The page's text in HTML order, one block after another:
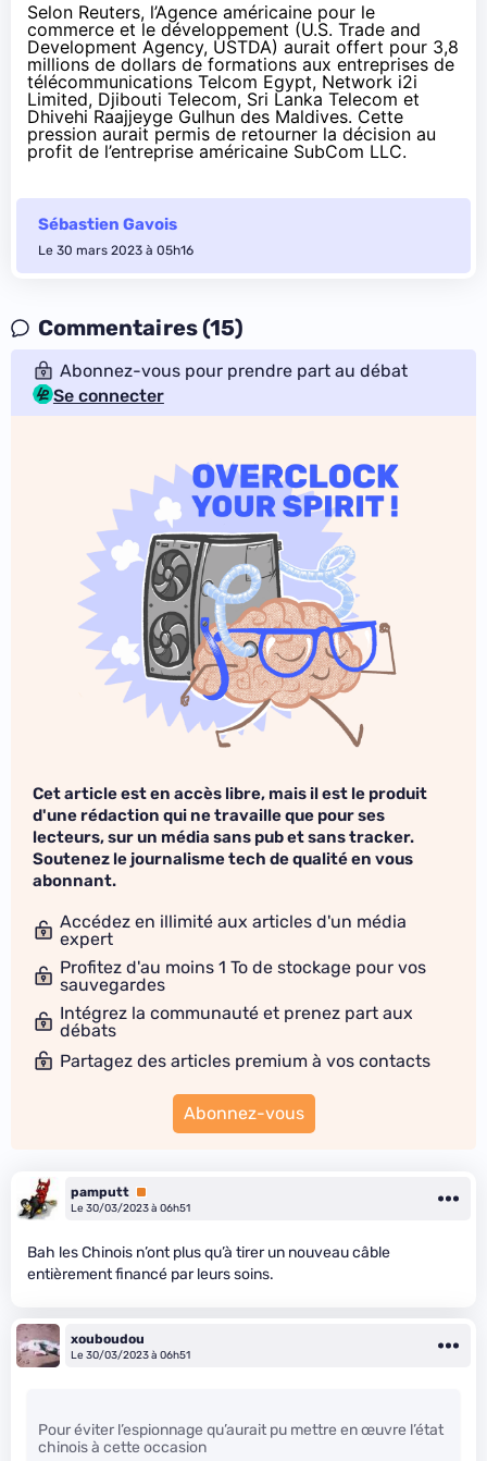
Selon Reuters, l’Agence américaine pour le
commerce et le développement (U.S. Trade and
Development Agency, USTDA) aurait offert pour 3,8
millions de dollars de formations aux entreprises de
télécommunications Telcom Egypt, Network i2i
Limited, Djibouti Telecom, Sri Lanka Telecom et
Dhivehi Raajjeyge Gulhun des Maldives. Cette
pression aurait permis de retourner la décision au
profit de l’entreprise américaine SubCom LLC.
Sébastien Gavois
Le 30 mars 2023 à 05h16
Commentaires (15)
Abonnez-vous pour prendre part au débat
Se connecter
Cet article est en accès libre, mais il est le produit
d'une rédaction qui ne travaille que pour ses
lecteurs, sur un média sans pub et sans tracker.
Soutenez le journalisme tech de qualité en vous
abonnant.
Accédez en illimité aux articles d'un média
expert
Profitez d'au moins 1 To de stockage pour vos
sauvegardes
Intégrez la communauté et prenez part aux
débats
Partagez des articles premium à vos contacts
Abonnez-vous
pamputt Premium
Le 30/03/2023 à 06h51
Bah les Chinois n’ont plus qu’à tirer un nouveau câble
entièrement financé par leurs soins.
xouboudou
Le 30/03/2023 à 06h51
Pour éviter l’espionnage qu’aurait pu mettre en œuvre l’état
chinois à cette occasion